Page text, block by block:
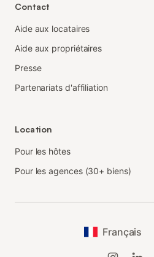
Contact
Aide aux locataires
Aide aux propriétaires
Presse
Partenariats d'affiliation
Location
Pour les hôtes
Pour les agences (30+ biens)
Français